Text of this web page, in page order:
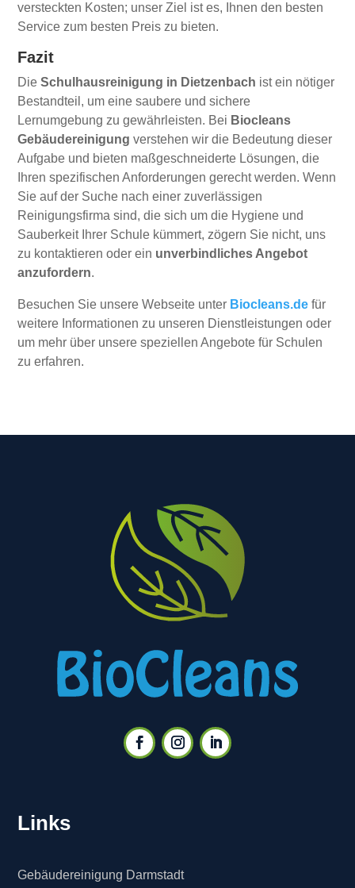
versteckten Kosten; unser Ziel ist es, Ihnen den besten
Service zum besten Preis zu bieten.
Fazit
DieSchulhausreinigung in Dietzenbach ist ein nötiger
Bestandteil, um eine saubere und sichere
Lernumgebung zu gewährleisten. Bei Biocleans
Gebäudereinigung verstehen wir die Bedeutung dieser
Aufgabe und bieten maßgeschneiderte Lösungen, die
Ihren spezifischen Anforderungen gerecht werden. Wenn
Sie auf der Suche nach einer zuverlässigen
Reinigungsfirma sind, die sich um die Hygiene und
Sauberkeit Ihrer Schule kümmert, zögern Sie nicht, uns
zu kontaktieren oder ein unverbindliches Angebot
anzufordern.
Besuchen Sie unsere Webseite unter Biocleans.de für
weitere Informationen zu unseren Dienstleistungen oder
um mehr über unsere speziellen Angebote für Schulen
zu erfahren.
Links
Gebäudereinigung Darmstadt